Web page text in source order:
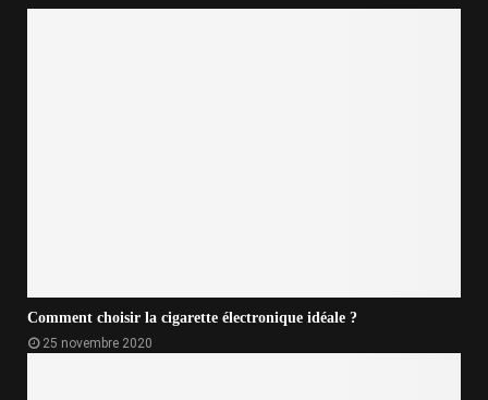
Comment choisir la cigarette électronique idéale ?
25 novembre 2020